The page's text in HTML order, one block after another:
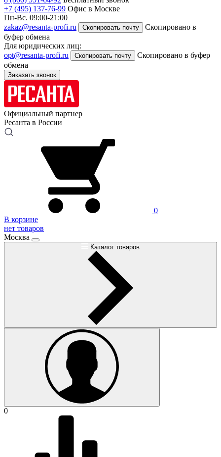
+7 (495) 137-76-99 Офис в Москве
Пн-Вс. 09:00-21:00
zakaz@resanta-profi.ru
Скопировать почту
Скопировано в
буфер обмена
Для юридических лиц:
opt@resanta-profi.ru
Скопировать почту
Скопировано в буфер
обмена
Заказать звонок
Официальный партнер
Ресанта в России
0
В корзине
нет товаров
Москва
Каталог товаров
0